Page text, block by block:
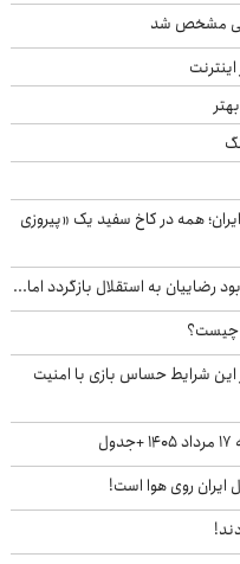
مشخص شد
همه در کاخ سفید یک «پیروزی
رضاییان به استقلال بازگردد اما...
چیست؟
این شرایط حساس بازی با امنیت
ایران روی هوا است!